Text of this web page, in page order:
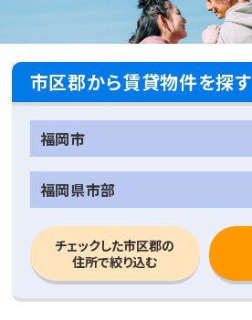
市区郡から賃貸物件を探す
福岡市
福岡県市部
チェックした市区郡の
住所で絞り込む